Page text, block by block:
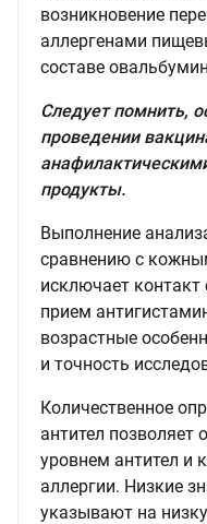
возникновение
аллергенами
составе
Следует помнить,
проведении
продукты.
Выполнение
сравнению с
исключает контакт
прием
возрастные
и точность
Количественное
антител
уровнем антител и
аллергии. Низкие
указывают на